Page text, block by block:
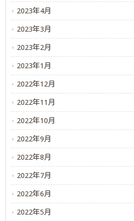
2023年4月
2023年3月
2023年2月
2023年1月
2022年12月
2022年11月
2022年10月
2022年9月
2022年8月
2022年7月
2022年6月
2022年5月